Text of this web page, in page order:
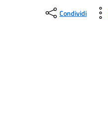
Condividi